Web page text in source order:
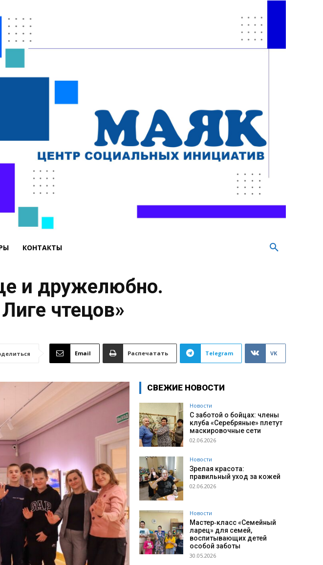
КОНТАКТЫ
и дружелюбно.
чтецов»
Email Распечатать Telegram VK
СВЕЖИЕ НОВОСТИ
Новости
С заботой о бойцах: члены
клуба «Серебряные» плетут
маскировочные сети
02.06.2026
Новости
Зрелая красота:
правильный уход за кожей
02.06.2026
Новости
Мастер‑класс «Семейный
ларец» для семей,
воспитывающих детей
особой заботы
30.05.2026